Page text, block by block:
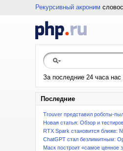
Рекурсивный акроним
За последние 24 часа нас
Последние
Trouver представил роботы-
Новая статья: Обзор и
RTX Spark становится ближе:
ChatGPT стал безлимитным:
Маск построит «самое ценное